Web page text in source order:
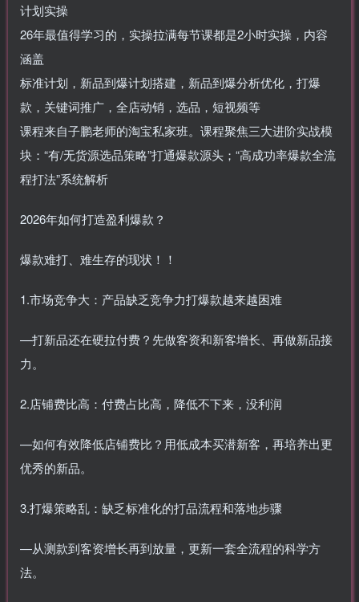
计划实操
26年最值得学习的，实操拉满每节课都是2小时实操，内容
涵盖
标准计划，新品到爆计划搭建，新品到爆分析优化，打爆
款，关键词推广，全店动销，选品，短视频等
课程来自子鹏老师的淘宝私家班。课程聚焦三大进阶实战模
块：“有/无货源选品策略”打通爆款源头；“高成功率爆款全流
程打法”系统解析
2026年如何打造盈利爆款？
爆款难打、难生存的现状！！
1.市场竞争大：产品缺乏竞争力打爆款越来越困难
—打新品还在硬拉付费？先做客资和新客增长、再做新品接
力。
2.店铺费比高：付费占比高，降低不下来，没利润
—如何有效降低店铺费比？用低成本买潜新客，再培养出更
优秀的新品。
3.打爆策略乱：缺乏标准化的打品流程和落地步骤
—从测款到客资增长再到放量，更新一套全流程的科学方
法。